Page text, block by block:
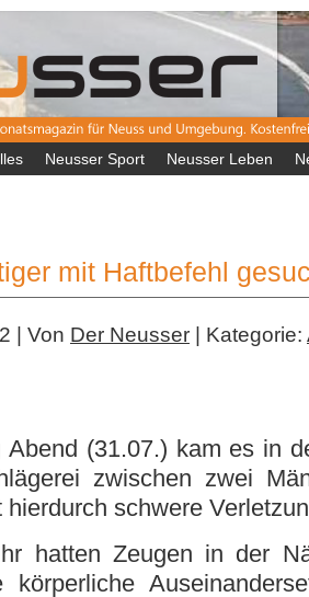
Neusser Sport Neusser Leben
mit Haftbefehl
| Von Der Neusser | Kategorie:
Abend (31.07.) kam es in
zwischen zwei
hierdurch schwere
hatten Zeugen in der
körperliche